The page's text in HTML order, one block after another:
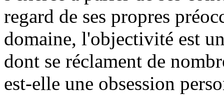
regard de ses propres
domaine, l'objectivité est
dont se réclament de
est-elle une obsession